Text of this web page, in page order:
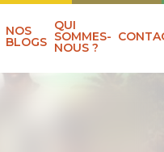
NOS
BLOGS
QUI
SOMMES-
NOUS ?